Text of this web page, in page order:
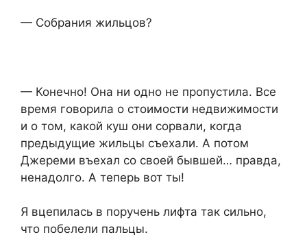
— Собрания жильцов?
— Конечно! Она ни одно не пропустила. Все
время говорила о стоимости недвижимости
и о том, какой куш они сорвали, когда
предыдущие жильцы съехали. А потом
Джереми въехал со своей бывшей… правда,
ненадолго. А теперь вот ты!
Я вцепилась в поручень лифта так сильно,
что побелели пальцы.